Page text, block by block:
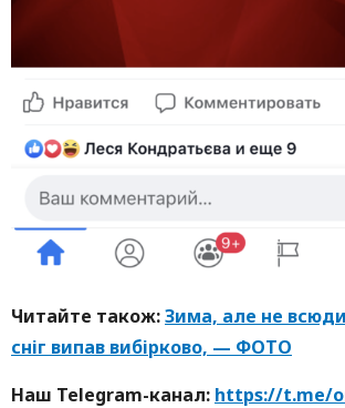
Читайте також:Зима, але не
сніг випав вибірково, — ФОТО
Наш Telegram-канал: https://t.me/